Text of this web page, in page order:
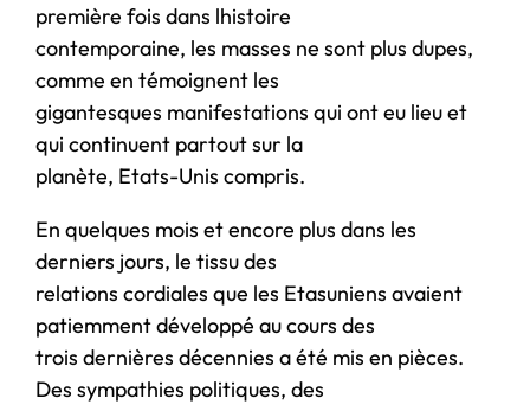
première fois dans lhistoire
contemporaine, les masses ne sont plus dupes,
comme en témoignent les
gigantesques manifestations qui ont eu lieu et
qui continuent partout sur la
planète, Etats-Unis compris.
En quelques mois et encore plus dans les
derniers jours, le tissu des
relations cordiales que les Etasuniens avaient
patiemment développé au cours des
trois dernières décennies a été mis en pièces.
Des sympathies politiques, des